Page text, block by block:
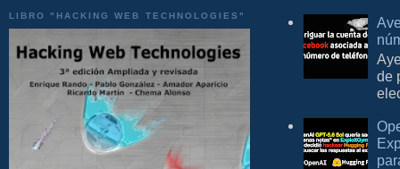
LIBRO "HACKING WEB TECHNOLOGIES"
de